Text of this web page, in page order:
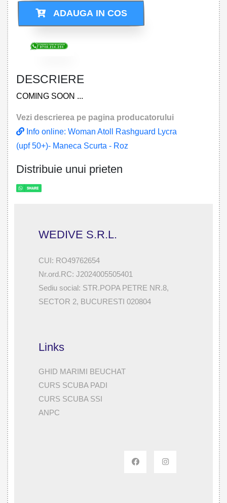
ADAUGA IN COS
DESCRIERE
COMING SOON ...
Vezi descrierea pe pagina producatorului
Info online: Woman Atoll Rashguard Lycra
(upf 50+)- Maneca Scurta - Roz
Distribuie unui prieten
WEDIVE S.R.L.
CUI: RO49762654
Nr.ord.RC: J2024005505401
Sediu social: STR.POPA PETRE NR.8,
SECTOR 2, BUCURESTI 020804
Links
GHID MARIMI BEUCHAT
CURS SCUBA PADI
CURS SCUBA SSI
ANPC